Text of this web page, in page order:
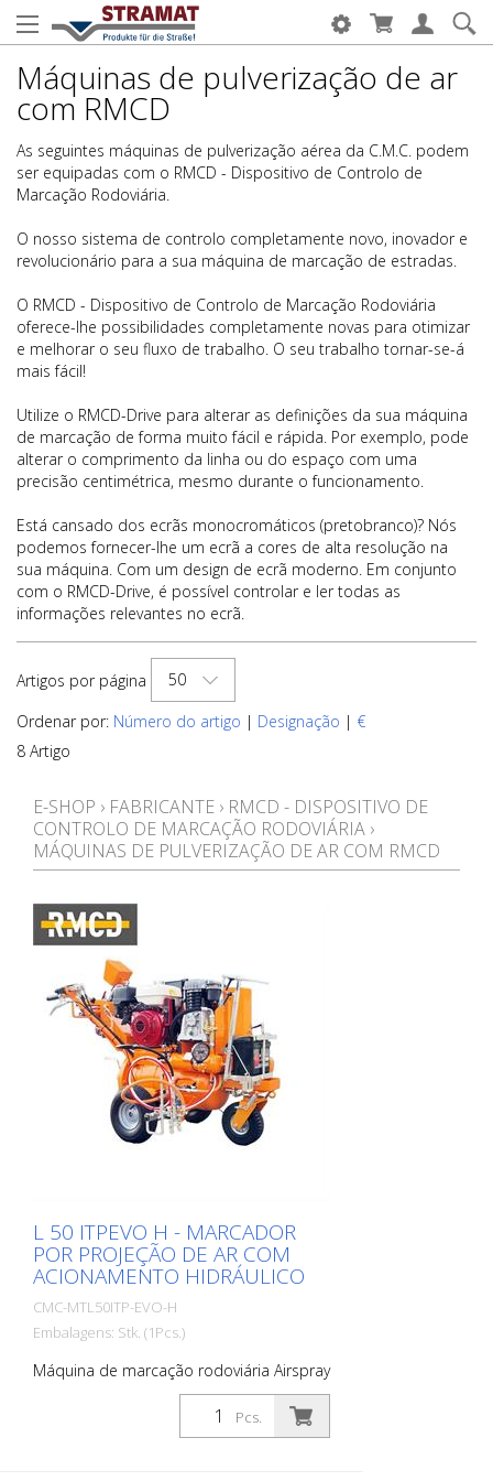
Máquinas de pulverização de ar
com RMCD
As seguintes máquinas de pulverização aérea da C.M.C. podem
ser equipadas com o RMCD - Dispositivo de Controlo de
Marcação Rodoviária.
O nosso sistema de controlo completamente novo, inovador e
revolucionário para a sua máquina de marcação de estradas.
O RMCD - Dispositivo de Controlo de Marcação Rodoviária
oferece-lhe possibilidades completamente novas para otimizar
e melhorar o seu fluxo de trabalho. O seu trabalho tornar-se-á
mais fácil!
Utilize o RMCD-Drive para alterar as definições da sua máquina
de marcação de forma muito fácil e rápida. Por exemplo, pode
alterar o comprimento da linha ou do espaço com uma
precisão centimétrica, mesmo durante o funcionamento.
Está cansado dos ecrãs monocromáticos (pretobranco)? Nós
podemos fornecer-lhe um ecrã a cores de alta resolução na
sua máquina. Com um design de ecrã moderno. Em conjunto
com o RMCD-Drive, é possível controlar e ler todas as
informações relevantes no ecrã.
Artigos por página
50
Ordenar por: Número do artigo | Designação | €
8 Artigo
E-SHOP › FABRICANTE › RMCD - DISPOSITIVO DE
CONTROLO DE MARCAÇÃO RODOVIÁRIA ›
MÁQUINAS DE PULVERIZAÇÃO DE AR COM RMCD
L 50 ITPEVO H - MARCADOR
POR PROJEÇÃO DE AR COM
ACIONAMENTO HIDRÁULICO
CMC-MTL50ITP-EVO-H
Embalagens: Stk. (1Pcs.)
Máquina de marcação rodoviária Airspray
autopropulsada com acionamento
hidráulico. Ideal para a marcação de
municípios e cidades ou mesmo de
Pcs.